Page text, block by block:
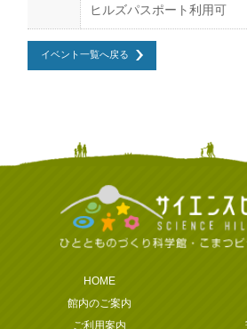
ヒルズパスポート利用可
イベント一覧へ戻る
HOME
館内のご案内
ご利用案内